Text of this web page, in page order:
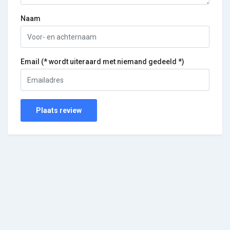
Naam
Email (* wordt uiteraard met niemand gedeeld *)
Plaats review